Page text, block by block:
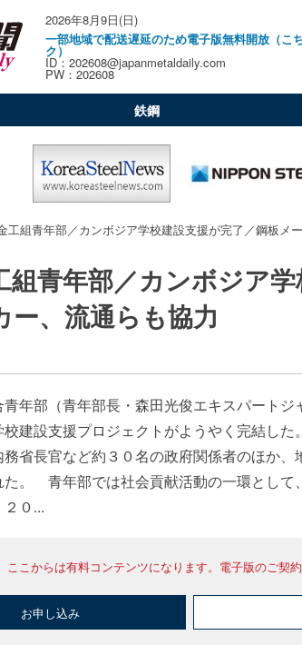
2026年8月9日(日)
一部地域で配送遅延のため電子版無料開放（こ
ク）
ID：202608@japanmetaldaily.com
PW：202608
鉄鋼
工組青年部／カンボジア学校建設支援が完了／鋼板メ
組青年部／カンボジア
ー、流通らも協力
年部（青年部長・森田光俊エキスパートジ
建設支援プロジェクトがようやく完結し
省長官など約３０名の政府関係者のほか、
た。 青年部では社会貢献活動の一環として
０...
ここからは有料コンテンツになります。電子版のご契約
お申し込み